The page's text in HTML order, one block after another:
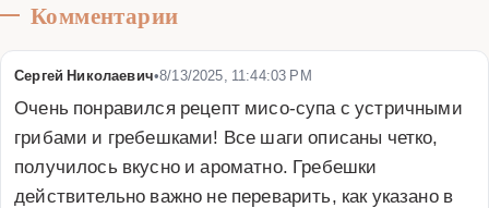
Комментарии
Сергей Николаевич•8/13/2025, 11:44:03 PM
Очень понравился рецепт мисо-супа с устричными
грибами и гребешками! Все шаги описаны четко,
получилось вкусно и ароматно. Гребешки
действительно важно не переварить, как указано в